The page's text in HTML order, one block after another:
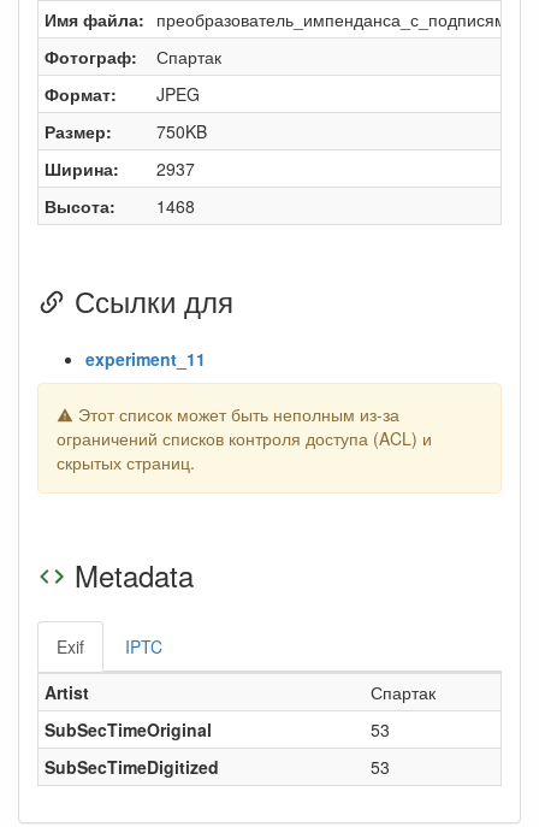
Имя файла:
Фотограф:
Спартак
Формат:
JPEG
Размер:
750KB
Ширина:
2937
Высота:
1468
Ссылки для
experiment_11
Этот список может быть неполным из-за
ограничений списков контроля доступа (ACL) и
скрытых страниц.
Metadata
Exif
IPTC
Artist
Спартак
SubSecTimeOriginal
53
SubSecTimeDigitized
53